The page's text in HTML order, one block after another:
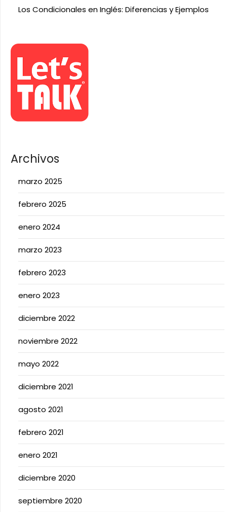
Los Condicionales en Inglés: Diferencias y Ejemplos
Archivos
marzo 2025
febrero 2025
enero 2024
marzo 2023
febrero 2023
enero 2023
diciembre 2022
noviembre 2022
mayo 2022
diciembre 2021
agosto 2021
febrero 2021
enero 2021
diciembre 2020
septiembre 2020